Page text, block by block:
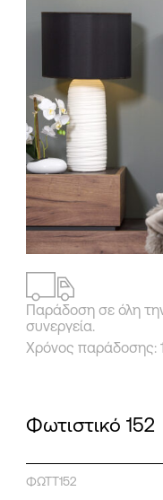
Παράδοση σε όλη
συνεργεία.
Χρόνος παράδοσης:
Φωτιστικό 152
ΦΩΤΤ152